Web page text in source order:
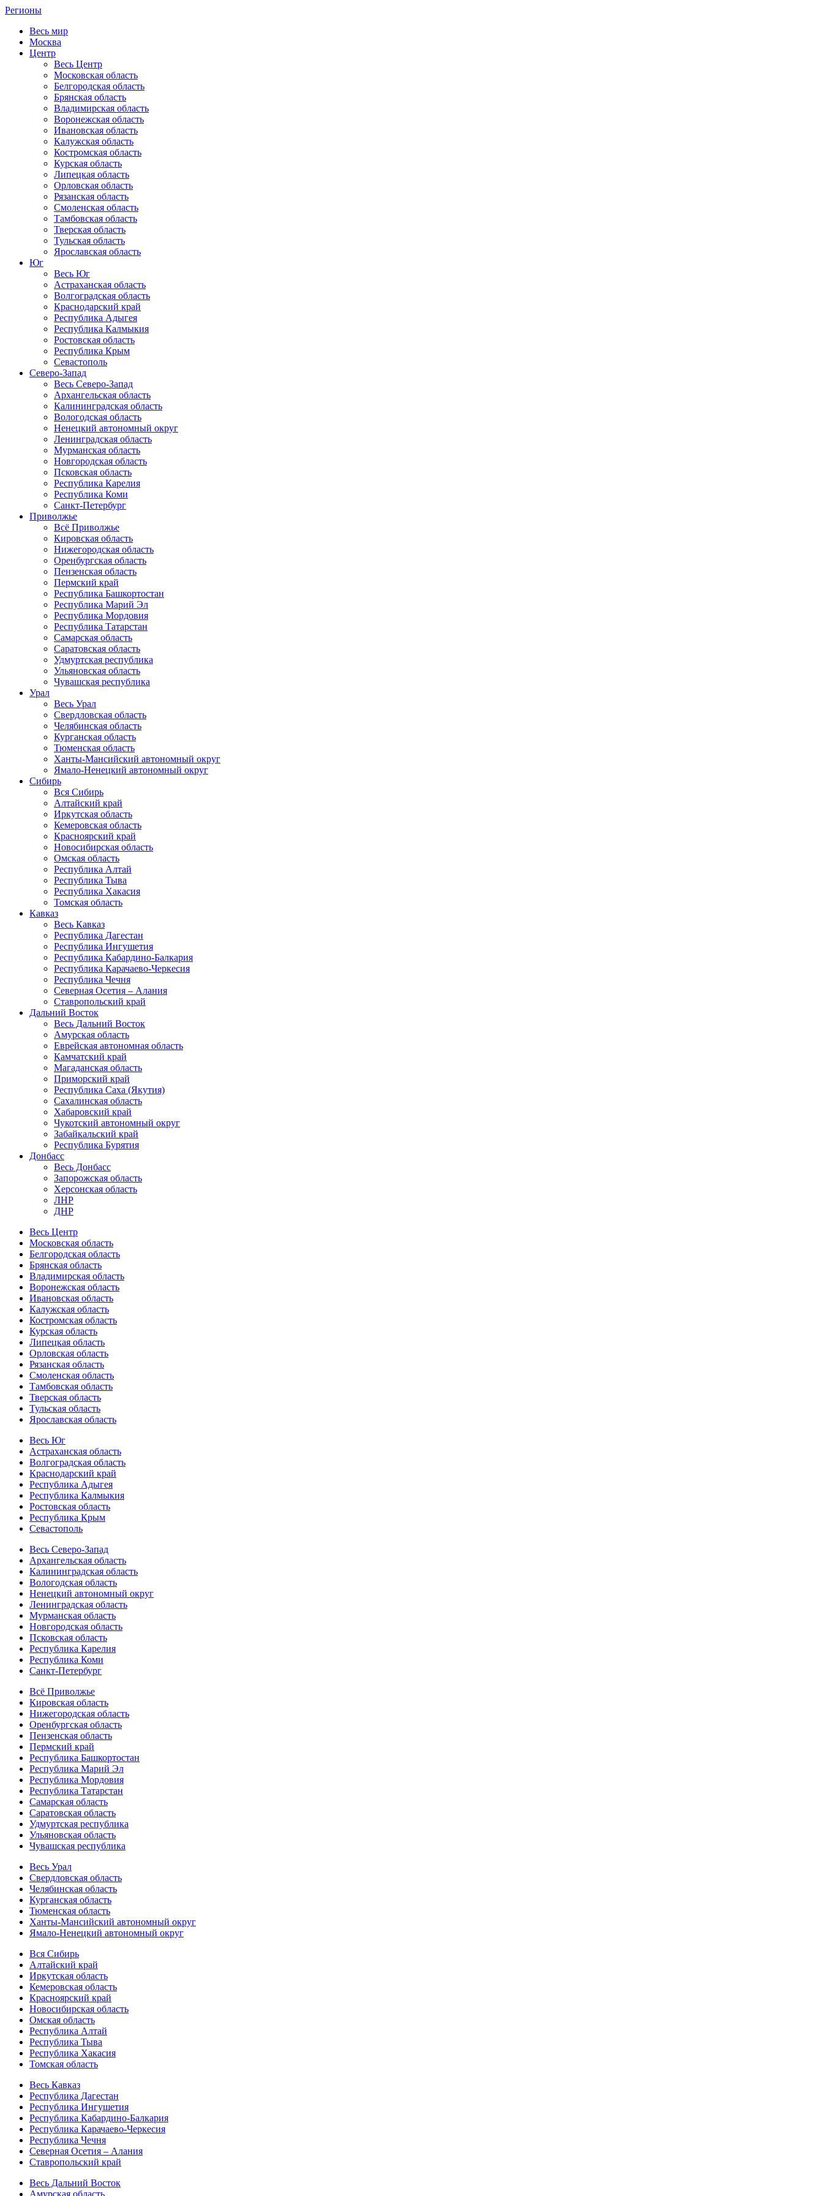
Регионы
Весь мир
Москва
Центр
Весь Центр
Московская область
Белгородская область
Брянская область
Владимирская область
Воронежская область
Ивановская область
Калужская область
Костромская область
Курская область
Липецкая область
Орловская область
Рязанская область
Смоленская область
Тамбовская область
Тверская область
Тульская область
Ярославская область
Юг
Весь Юг
Астраханская область
Волгоградская область
Краснодарский край
Республика Адыгея
Республика Калмыкия
Ростовская область
Республика Крым
Севастополь
Северо-Запад
Весь Северо-Запад
Архангельская область
Калининградская область
Вологодская область
Ненецкий автономный округ
Ленинградская область
Мурманская область
Новгородская область
Псковская область
Республика Карелия
Республика Коми
Санкт-Петербург
Приволжье
Всё Приволжье
Кировская область
Нижегородская область
Оренбургская область
Пензенская область
Пермский край
Республика Башкортостан
Республика Марий Эл
Республика Мордовия
Республика Татарстан
Самарская область
Саратовская область
Удмуртская республика
Ульяновская область
Чувашская республика
Урал
Весь Урал
Свердловская область
Челябинская область
Курганская область
Тюменская область
Ханты-Мансийский автономный округ
Ямало-Ненецкий автономный округ
Сибирь
Вся Сибирь
Алтайский край
Иркутская область
Кемеровская область
Красноярский край
Новосибирская область
Омская область
Республика Алтай
Республика Тыва
Республика Хакасия
Томская область
Кавказ
Весь Кавказ
Республика Дагестан
Республика Ингушетия
Республика Кабардино-Балкария
Республика Карачаево-Черкесия
Республика Чечня
Северная Осетия – Алания
Ставропольский край
Дальний Восток
Весь Дальний Восток
Амурская область
Еврейская автономная область
Камчатский край
Магаданская область
Приморский край
Республика Саха (Якутия)
Сахалинская область
Хабаровский край
Чукотский автономный округ
Забайкальский край
Республика Бурятия
Донбасс
Весь Донбасс
Запорожская область
Херсонская область
ЛНР
ДНР
Весь Центр
Московская область
Белгородская область
Брянская область
Владимирская область
Воронежская область
Ивановская область
Калужская область
Костромская область
Курская область
Липецкая область
Орловская область
Рязанская область
Смоленская область
Тамбовская область
Тверская область
Тульская область
Ярославская область
Весь Юг
Астраханская область
Волгоградская область
Краснодарский край
Республика Адыгея
Республика Калмыкия
Ростовская область
Республика Крым
Севастополь
Весь Северо-Запад
Архангельская область
Калининградская область
Вологодская область
Ненецкий автономный округ
Ленинградская область
Мурманская область
Новгородская область
Псковская область
Республика Карелия
Республика Коми
Санкт-Петербург
Всё Приволжье
Кировская область
Нижегородская область
Оренбургская область
Пензенская область
Пермский край
Республика Башкортостан
Республика Марий Эл
Республика Мордовия
Республика Татарстан
Самарская область
Саратовская область
Удмуртская республика
Ульяновская область
Чувашская республика
Весь Урал
Свердловская область
Челябинская область
Курганская область
Тюменская область
Ханты-Мансийский автономный округ
Ямало-Ненецкий автономный округ
Вся Сибирь
Алтайский край
Иркутская область
Кемеровская область
Красноярский край
Новосибирская область
Омская область
Республика Алтай
Республика Тыва
Республика Хакасия
Томская область
Весь Кавказ
Республика Дагестан
Республика Ингушетия
Республика Кабардино-Балкария
Республика Карачаево-Черкесия
Республика Чечня
Северная Осетия – Алания
Ставропольский край
Весь Дальний Восток
Амурская область